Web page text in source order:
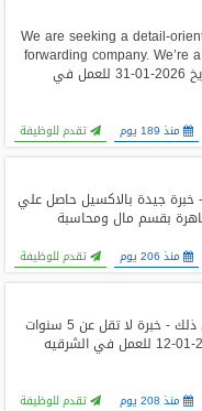
We are seeking a detail-
forwarding company. We’re
works best when people actually enjoy ... بتاريخ 2026-01-31 للعمل في
منذ 189 يوم تقدم للوظيفة
خبرة جيدة بالاكسيل حاصل علي
منذ 206 يوم تقدم للوظيفة
- أن يكون حاصل على بكالوريوس التجارة أو فوق ذلك - خبرة لا تقل عن 5 سنوات
بمجال الحسابات - اجادة تامة لبرامج ... بتاريخ 2026-01-12 للعمل في الشرقيه
منذ 208 يوم تقدم للوظيفة